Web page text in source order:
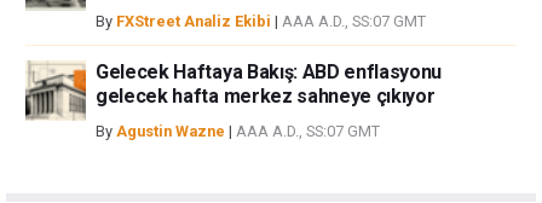
By FXStreet Analiz Ekibi | AAA A.D., SS:07 GMT
Gelecek Haftaya Bakış: ABD enflasyonu
gelecek hafta merkez sahneye çıkıyor
By Agustin Wazne | AAA A.D., SS:07 GMT